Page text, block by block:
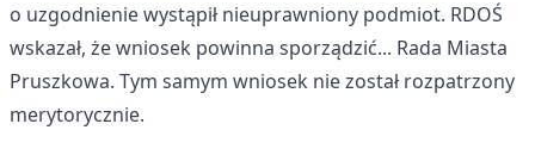
o uzgodnienie wystąpił nieuprawniony podmiot. RDOŚ
wskazał, że wniosek powinna sporządzić... Rada Miasta
Pruszkowa. Tym samym wniosek nie został rozpatrzony
merytorycznie.